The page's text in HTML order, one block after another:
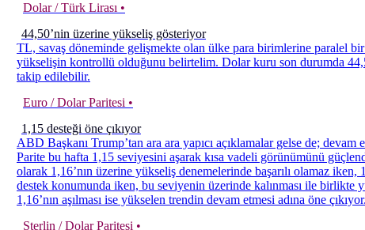
Dolar / Türk Lirası •
44,50’nin üzerine yükseliş gösteriyor
TL, savaş döneminde gelişmekte olan ülke para birimlerine paralel
yükselişin kontrollü olduğunu belirtelim. Dolar kuru son durumda
takip edilebilir.
Euro / Dolar Paritesi •
1,15 desteği öne çıkıyor
ABD Başkanı Trump’tan ara ara yapıcı açıklamalar gelse de;
Parite bu hafta 1,15 seviyesini aşarak kısa vadeli görünümünü
olarak 1,16’nın üzerine yükseliş denemelerinde başarılı olamaz
destek konumunda iken, bu seviyenin üzerinde kalınması ile
1,16’nın aşılması ise yükselen trendin devam etmesi adına öne
Sterlin / Dolar Paritesi •